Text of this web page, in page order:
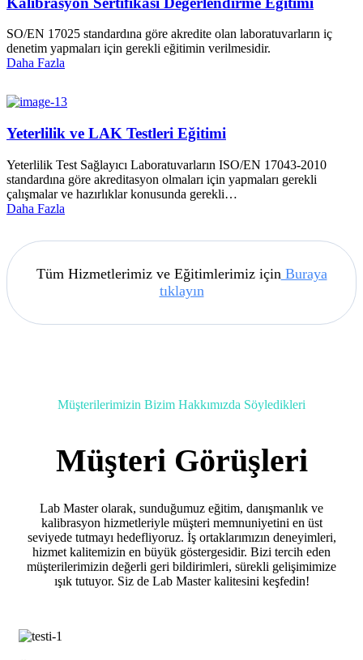
SO/EN 17025 standardına göre akredite olan laboratuvarların iç
denetim yapmaları için gerekli eğitimin verilmesidir.
Daha Fazla
Yeterlilik ve LAK Testleri Eğitimi
Yeterlilik Test Sağlayıcı Laboratuvarların ISO/EN 17043-2010
standardına göre akreditasyon olmaları için yapmaları gerekli
çalışmalar ve hazırlıklar konusunda gerekli…
Daha Fazla
Tüm Hizmetlerimiz ve Eğitimlerimiz için Buraya
tıklayın
Müşterilerimizin Bizim Hakkımızda Söyledikleri
Müşteri Görüşleri
Lab Master olarak, sunduğumuz eğitim, danışmanlık ve
kalibrasyon hizmetleriyle müşteri memnuniyetini en üst
seviyede tutmayı hedefliyoruz. İş ortaklarımızın deneyimleri,
hizmet kalitemizin en büyük göstergesidir. Bizi tercih eden
müşterilerimizin değerli geri bildirimleri, sürekli gelişimimize
ışık tutuyor. Siz de Lab Master kalitesini keşfedin!